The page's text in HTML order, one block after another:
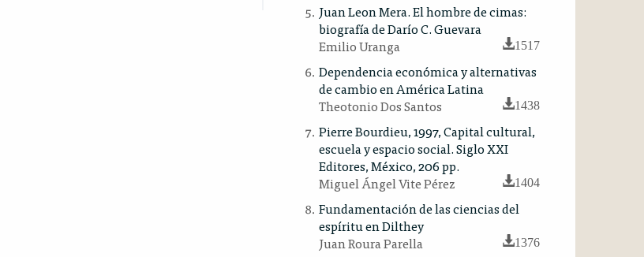
Juan Leon Mera. El hombre de cimas:
biografía de Darío C. Guevara
Emilio Uranga
1517
Dependencia económica y alternativas
de cambio en América Latina
Theotonio Dos Santos
1438
Pierre Bourdieu, 1997, Capital cultural,
escuela y espacio social. Siglo XXI
Editores, México, 206 pp.
Miguel Ángel Vite Pérez
1404
Fundamentación de las ciencias del
espíritu en Dilthey
Juan Roura Parella
1376